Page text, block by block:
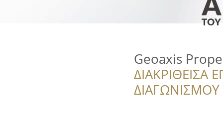
Geoaxis
ΔΙΑΚΡΙΘΕΙΣΑ
ΔΙΑΓΩΝΙΣΜΟΥ